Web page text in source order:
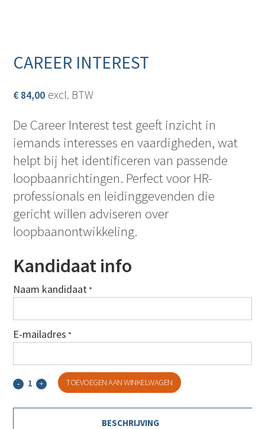
CAREER INTEREST
€ 84,00 excl. BTW
De Career Interest test geeft inzicht in
iemands interesses en vaardigheden, wat
helpt bij het identificeren van passende
loopbaanrichtingen. Perfect voor HR-
professionals en leidinggevenden die
gericht willen adviseren over
loopbaanontwikkeling.
Kandidaat info
Naam kandidaat *
E-mailadres *
Career
TOEVOEGEN AAN WINKELWAGEN
BESCHRIJVING